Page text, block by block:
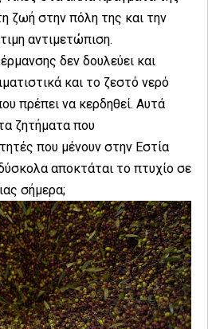
ζωή στην πόλη της και την
αντιμετώπιση.
δεν δουλεύει και
και το ζεστό νερό
πρέπει να κερδηθεί. Αυτά
ζητήματα που
που μένουν στην Εστία
αποκτάται το πτυχίο σε
σήμερα;